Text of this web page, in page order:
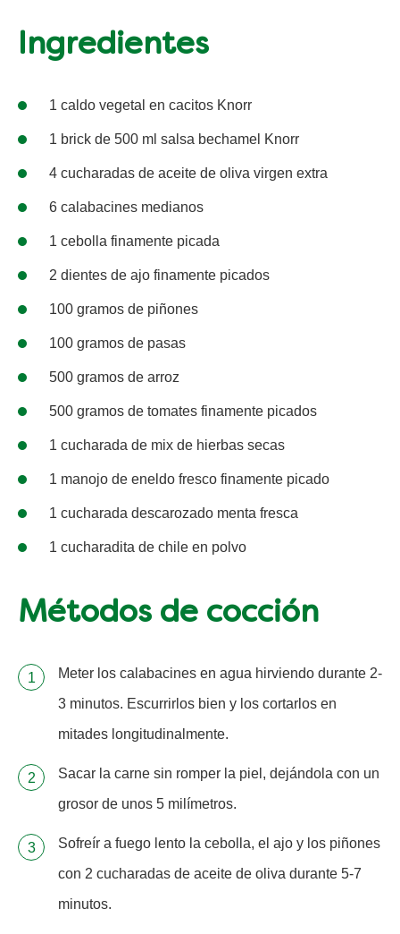
Ingredientes
1 caldo vegetal en cacitos Knorr
1 brick de 500 ml salsa bechamel Knorr
4 cucharadas de aceite de oliva virgen extra
6 calabacines medianos
1 cebolla finamente picada
2 dientes de ajo finamente picados
100 gramos de piñones
100 gramos de pasas
500 gramos de arroz
500 gramos de tomates finamente picados
1 cucharada de mix de hierbas secas
1 manojo de eneldo fresco finamente picado
1 cucharada descarozado menta fresca
1 cucharadita de chile en polvo
Métodos de cocción
Meter los calabacines en agua hirviendo durante 2-
3 minutos. Escurrirlos bien y los cortarlos en
mitades longitudinalmente.
Sacar la carne sin romper la piel, dejándola con un
grosor de unos 5 milímetros.
Sofreír a fuego lento la cebolla, el ajo y los piñones
con 2 cucharadas de aceite de oliva durante 5-7
minutos.